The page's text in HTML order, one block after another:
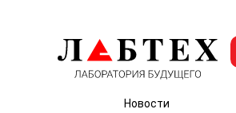
Новости